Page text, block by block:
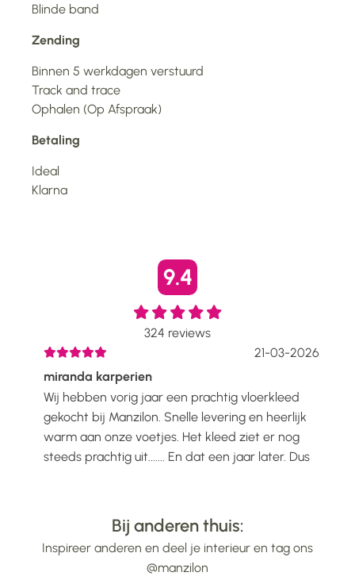
Blinde band
Zending
Binnen 5 werkdagen verstuurd
Track and trace
Ophalen (Op Afspraak)
Betaling
Ideal
Klarna
9.4
324 reviews
21-03-2026
miranda karperien
Wij hebben vorig jaar een prachtig vloerkleed
gekocht bij Manzilon. Snelle levering en heerlijk
warm aan onze voetjes. Het kleed ziet er nog
steeds prachtig uit....... En dat een jaar later. Dus
Bij anderen thuis:
Inspireer anderen en deel je interieur en tag ons
@manzilon